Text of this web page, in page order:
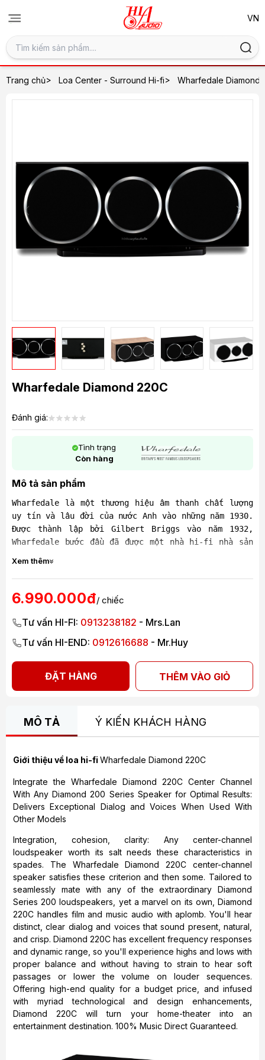
Trang chủ> Loa Center - Surround Hi-fi> Wharfedale Diamond
Wharfedale Diamond 220C
Đánh giá:
Tình trạng
Còn hàng
Mô tả sản phẩm
Wharfedale là một thương hiệu âm thanh chất lượng
uy tín và lâu đời của nước Anh vào những năm 1930.
Được thành lập bởi Gilbert Briggs vào năm 1932,
Wharfedale bước đầu đã được một nhà hi-fi nhà sản
những rung động, những cảm nhận những sắc thái và
trên tất cả đó là cảm xúc cá nhân - hi-fi riêng
biệt) , bởi vầy đến nay Wharfedale Pro vẫn là một
thương hiệu cá tính riêng biệt.
Xem thêm
6.990.000đ/ chiếc
Tư vấn HI-FI: 0913238182 - Mrs.Lan
Tư vấn HI-END: 0912616688 - Mr.Huy
ĐẶT HÀNG THÊM VÀO GIỎ
MÔ TẢ Ý KIẾN KHÁCH HÀNG
Giới thiệu về loa hi-fi Wharfedale Diamond 220C
Integrate the Wharfedale Diamond 220C Center Channel
With Any Diamond 200 Series Speaker for Optimal Results:
Delivers Exceptional Dialog and Voices When Used With
Other Models
Integration, cohesion, clarity: Any center-channel
loudspeaker worth its salt needs these characteristics in
spades. The Wharfedale Diamond 220C center-channel
speaker satisfies these criterion and then some. Tailored to
seamlessly mate with any of the extraordinary Diamond
Series 200 loudspeakers, yet a marvel on its own, Diamond
220C handles film and music audio with aplomb. You'll hear
distinct, clear dialog and voices that sound present, natural,
and crisp. Diamond 220C has excellent frequency responses
and dynamic range, so you'll experience highs and lows with
proper balance and without having to strain to hear soft
passages or lower the volume on louder sequences.
Offering high-end quality for a budget price, and infused
with myriad technological and design enhancements,
Diamond 220C will turn your home-theater into an
entertainment destination. 100% Music Direct Guaranteed.